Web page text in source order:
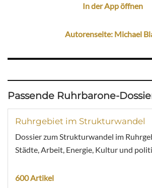
In der App öffnen
Autorenseite: Michael
Passende Ruhrbarone-
Ruhrgebiet im Strukturwandel
Dossier zum Strukturwandel im
Städte, Arbeit, Energie, Kultur und
600 Artikel